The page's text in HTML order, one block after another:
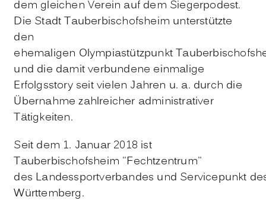
dem gleichen Verein auf dem Siegerpodest.
Die Stadt Tauberbischofsheim unterstützte
den
ehemaligen Olympiastützpunkt
und die damit verbundene einmalige
Erfolgsstory seit vielen Jahren u. a. durch die
Übernahme zahlreicher administrativer
Tätigkeiten.
Seit dem 1. Januar 2018 ist
Tauberbischofsheim "Fechtzentrum"
des Landessportverbandes und Servicepunkt
Württemberg.